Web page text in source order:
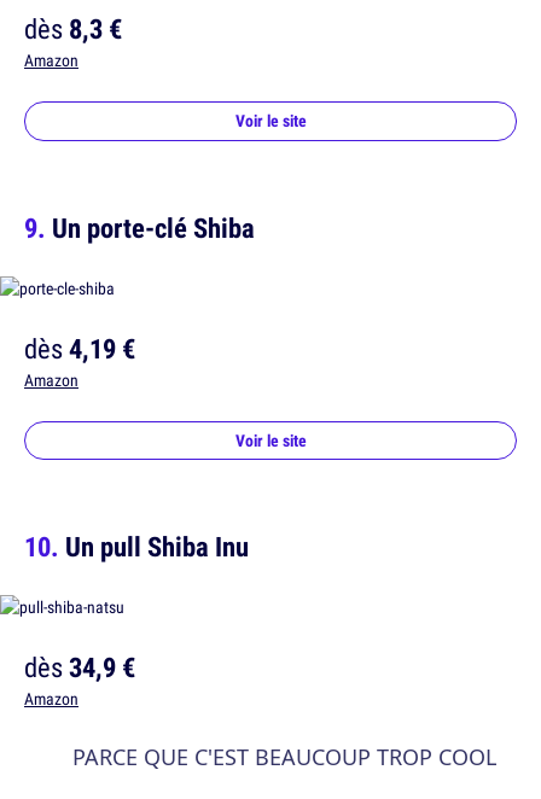
dès8,3 €
Amazon
Voir le site
Un porte-clé Shiba
dès4,19 €
Amazon
Voir le site
Un pull Shiba Inu
dès34,9 €
Amazon
PARCE QUE C'EST BEAUCOUP TROP COOL